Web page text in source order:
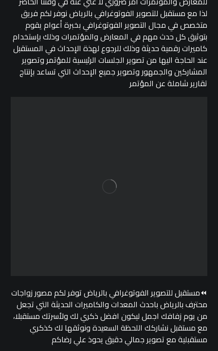
لذا مع مستقبل للتصوير الفوتوغرافي بالرياض نوفر لكم فريق
متخصص في مجال التصوير الفوتوغرافي بخبرة أعوام يقوم
بتوثيق كل حدث مهم في المعارض والمؤتمرات وذلك بإستخدام
كاميرات رقمية حديثة وذلك للرجوع لهذة الإحداث في المستقبل
عند الحاجة اليها من تصوير الجلسات الرئيسية للمؤتمر وتصوير
المشاركين والجمهور وتصوير جميع الإحداث التي تساعد بإنتاج
تقارير شاملة عن المؤتمر
⏪مستقبل للتصوير الفوتوغرافي بالرياض توفر لكم مصور زواجات
محترف بالرياض باحدث المعدات والكاميرات الحديثة التي تجعل
من يوم زفافك اجمل ليكون افضل ذكري لك ولأسرتك مستقبلا،
مع مستقبل نشاركك اللحظة السعيدة ونوثقها لك كذكري
مستقبلية مع تصوير جمالي دقيق يحوذ علي رضاكم